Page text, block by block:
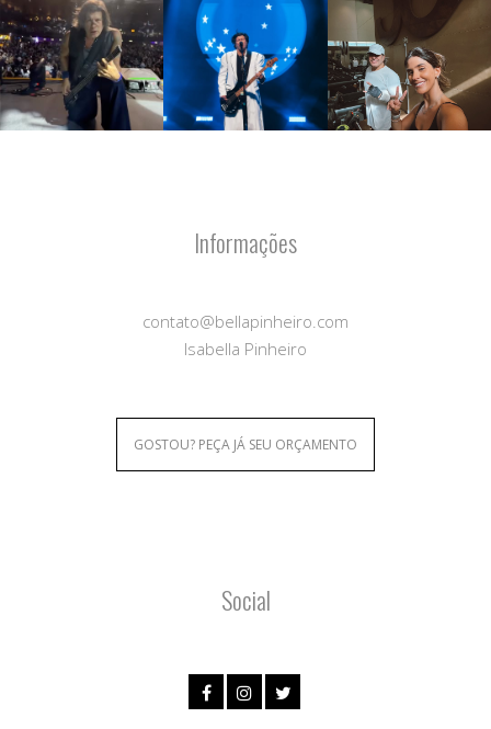
Informações
contato@bellapinheiro.com
Isabella Pinheiro
GOSTOU? PEÇA JÁ SEU ORÇAMENTO
Social